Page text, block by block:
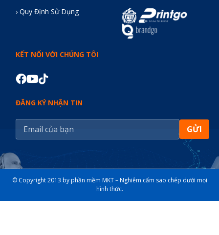
› Quy Định Sử Dụng
KẾT NỐI VỚI CHÚNG TÔI
ĐĂNG KÝ NHẬN TIN
GỬI
© Copyright 2013 by phần mềm MKT – Nghiêm cấm sao chép dưới mọi
hình thức.